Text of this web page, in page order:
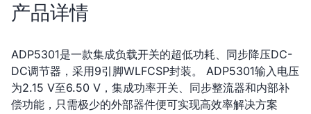
产品详情
ADP5301是一款集成负载开关的超低功耗、同步降压DC-
DC调节器，采用9引脚WLFCSP封装。 ADP5301输入电压
为2.15 V至6.50 V，集成功率开关、同步整流器和内部补
偿功能，只需极少的外部器件便可实现高效率解决方案